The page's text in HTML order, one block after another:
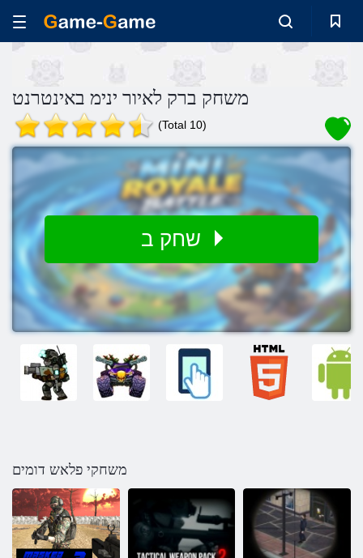
משחק ברק לאיור ינימ באינטרנט
(Total 10)
משחקי פלאש דומים